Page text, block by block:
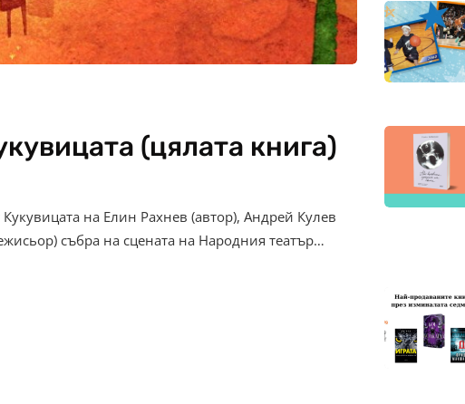
(цялата книга)
на Елин Рахнев (автор), Андрей Кулев
събра на сцената на Народния театър…